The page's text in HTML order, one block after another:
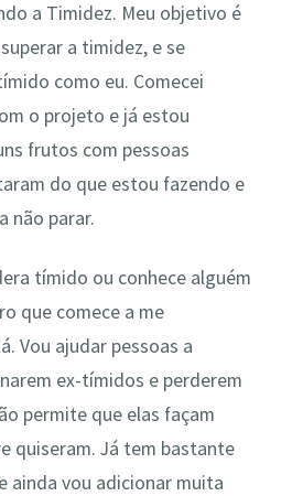
a Timidez. Meu objetivo é
a timidez, e se
como eu. Comecei
o projeto e já estou
frutos com pessoas
do que estou fazendo e
não parar.
tímido ou conhece alguém
que comece a me
Vou ajudar pessoas a
ex-tímidos e perderem
permite que elas façam
quiseram. Já tem bastante
ainda vou adicionar muita